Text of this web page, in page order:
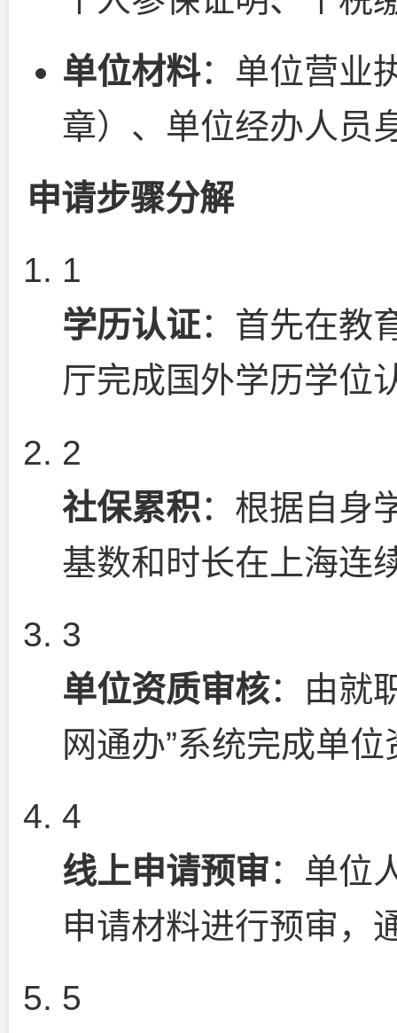
单位材料：单位营业
章）、单位经办人员
申请步骤分解
1
学历认证：首先在教
厅完成国外学历学位
2
社保累积：根据自身
基数和时长在上海连
3
单位资质审核：由就
网通办”系统完成单
4
线上申请预审：单位
申请材料进行预审，
5